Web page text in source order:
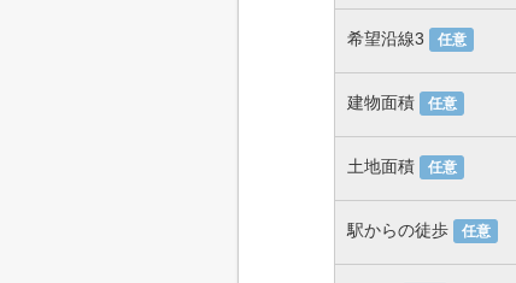
希望沿線3 任意
建物面積 任意
土地面積 任意
駅からの徒歩 任意